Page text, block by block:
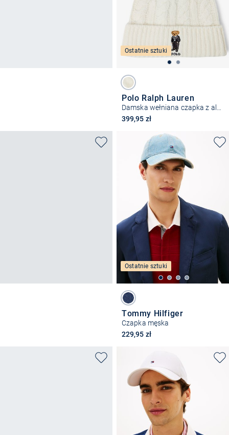
Ostatnie sztuki
Polo Ralph Lauren
Damska wełniana czapka z alpaką i lnem
399,95 zł
Ostatnie sztuki
Tommy Hilfiger
Czapka męska
229,95 zł